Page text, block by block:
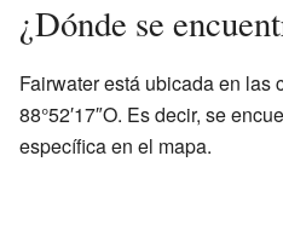
¿Dónde se
Fairwater está ubicada en las
88°52′17″O. Es decir, se
específica en el mapa.